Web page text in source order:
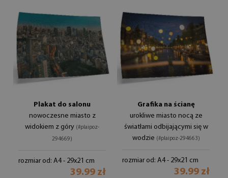
Plakat do salonu
nowoczesne miasto z
widokiem z góry (#plaipoz-
294669)
rozmiar od: A4 - 29x21 cm
39.99 zł
Grafika na ścianę
urokliwe miasto nocą ze
światłami odbijającymi się w
wodzie (#plaipoz-294663)
rozmiar od: A4 - 29x21 cm
39.99 zł